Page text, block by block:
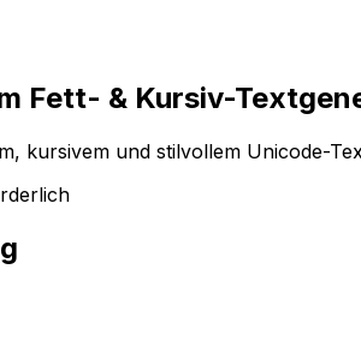
Fett- & Kursiv-
kursivem und stilvollem Unicode-